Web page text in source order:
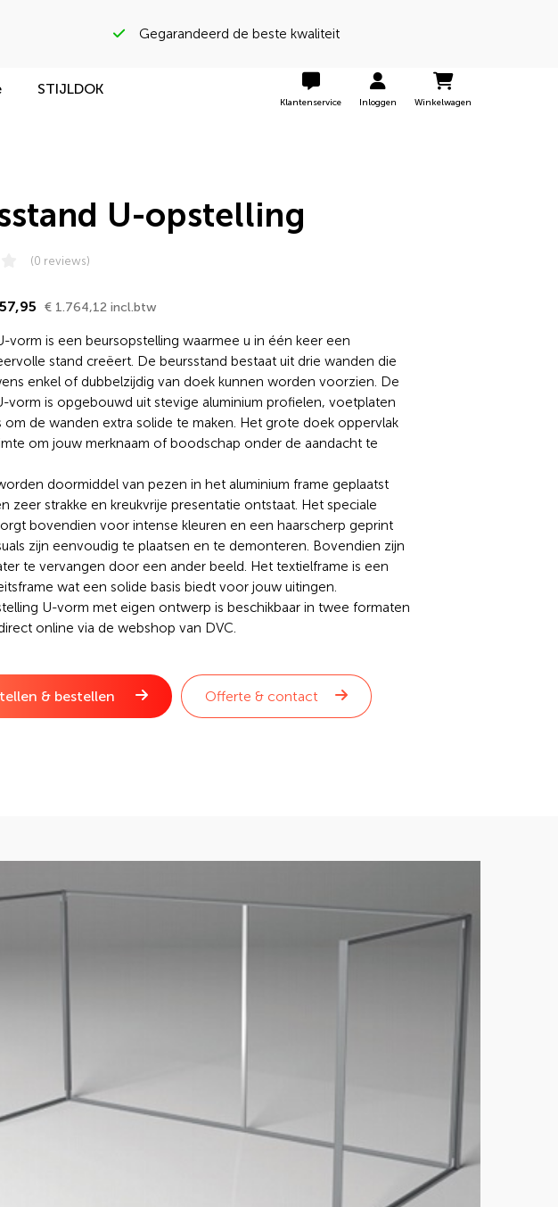
Beoordeeld met een 9 door onze klanten
STIJLDOK
Klantenservice Inloggen Winkelwagen
U-opstelling
(0 reviews)
€ 1.764,12 incl.btw
vorm is een beursopstelling waarmee u in één keer een
stand creëert. De beursstand bestaat uit drie wanden die
enkel of dubbelzijdig van doek kunnen worden voorzien. De
vorm is opgebouwd uit stevige aluminium profielen, voetplaten
om de wanden extra solide te maken. Het grote doek oppervlak
om jouw merknaam of boodschap onder de aandacht te
doormiddel van pezen in het aluminium frame geplaatst
zeer strakke en kreukvrije presentatie ontstaat. Het speciale
bovendien voor intense kleuren en een haarscherp geprint
zijn eenvoudig te plaatsen en te demonteren. Bovendien zijn
te vervangen door een ander beeld. Het textielframe is een
wat een solide basis biedt voor jouw uitingen.
U-vorm met eigen ontwerp is beschikbaar in twee formaten
online via de webshop van DVC.
& bestellen Offerte & contact